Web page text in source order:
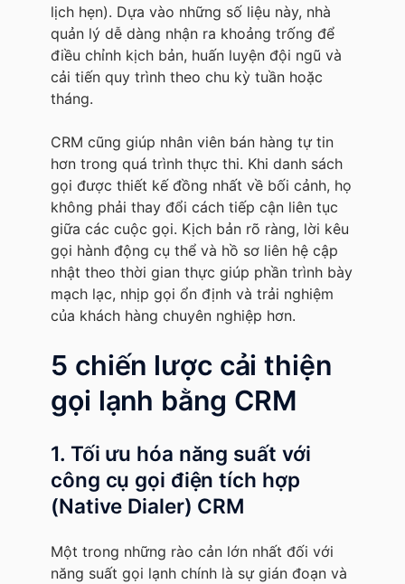
lịch hẹn). Dựa vào những số liệu này, nhà
quản lý dễ dàng nhận ra khoảng trống để
điều chỉnh kịch bản, huấn luyện đội ngũ và
cải tiến quy trình theo chu kỳ tuần hoặc
tháng.
CRM cũng giúp nhân viên bán hàng tự tin
hơn trong quá trình thực thi. Khi danh sách
gọi được thiết kế đồng nhất về bối cảnh, họ
không phải thay đổi cách tiếp cận liên tục
giữa các cuộc gọi. Kịch bản rõ ràng, lời kêu
gọi hành động cụ thể và hồ sơ liên hệ cập
nhật theo thời gian thực giúp phần trình bày
mạch lạc, nhịp gọi ổn định và trải nghiệm
của khách hàng chuyên nghiệp hơn.
5 chiến lược cải thiện
gọi lạnh bằng CRM
1. Tối ưu hóa năng suất với
công cụ gọi điện tích hợp
(Native Dialer) CRM
Một trong những rào cản lớn nhất đối với
năng suất gọi lạnh chính là sự gián đoạn và